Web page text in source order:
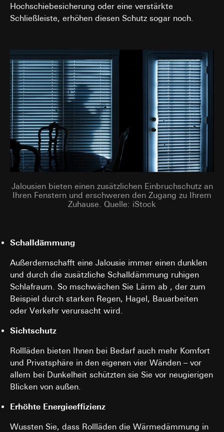
Hochschiebesicherung oder eine verstärkte
Schließleiste, erhöhen diesen Schutz sogar noch.
Jalousien bieten einen zusätzlichen Einbruchschutz an
Ihren Fenstern und erschweren den Zugang zu Ihrem
Zuhause. Quelle: iStock
Schalldämmung
Außerdemschafft eine Jalousie immer einen dunklen
und durch die zusätzliche Schalldämmung ruhigen
Schlafraum. So mschwächen Sie Lärm ab , der zum
Beispiel durch starken Regen, Hagel, Bauarbeiten
oder Verkehr verursacht wird.
Sichtschutz
Rollläden bieten Ihnen bei Bedarf auch mehr Komfort
und Privatsphäre in den eigenen vier Wänden – vor
allem bei Dunkelheit schützten sie Sie vor neugierigen
Blicken von außen.
Erhöhte Energieeffizienz
Wussten Sie, dass Rollläden die Wärmedämmung in